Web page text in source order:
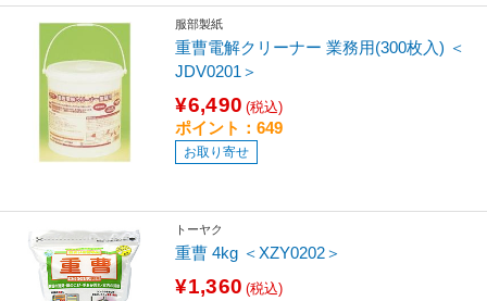
服部製紙
重曹電解クリーナー 業務用(300枚入) ＜
JDV0201＞
¥6,490 (税込)
ポイント：649
お取り寄せ
トーヤク
重曹 4kg ＜XZY0202＞
¥1,360 (税込)